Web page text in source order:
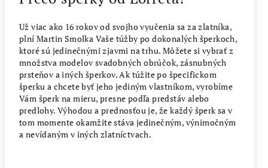
Už viac ako 16 rokov od svojho vyučenia sa za zlatníka,
plní Martin Smolka Vaše túžby po dokonalých šperkoch,
ktoré sú jedinečnými zjavmi na trhu. Môžete si vybrať z
množstva modelov svadobných obrúčok, zásnubných
prsteňov a iných šperkov. Ak túžite po špecifickom
šperku a chcete byť jeho jediným vlastníkom, vyrobíme
Vám šperk na mieru, presne podľa predstáv alebo
predlohy. Výhodou a prednosťou je, že každý šperk sa v
tom momente okamžite stáva jedinečným, výnimočným
a nevídaným v iných zlatníctvach.